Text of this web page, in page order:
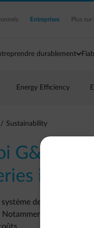
principalEntreprises Plus sur
durablement
Energy Efficiency
Sustainability
G&V a-t-
de batteries
Notamment pour